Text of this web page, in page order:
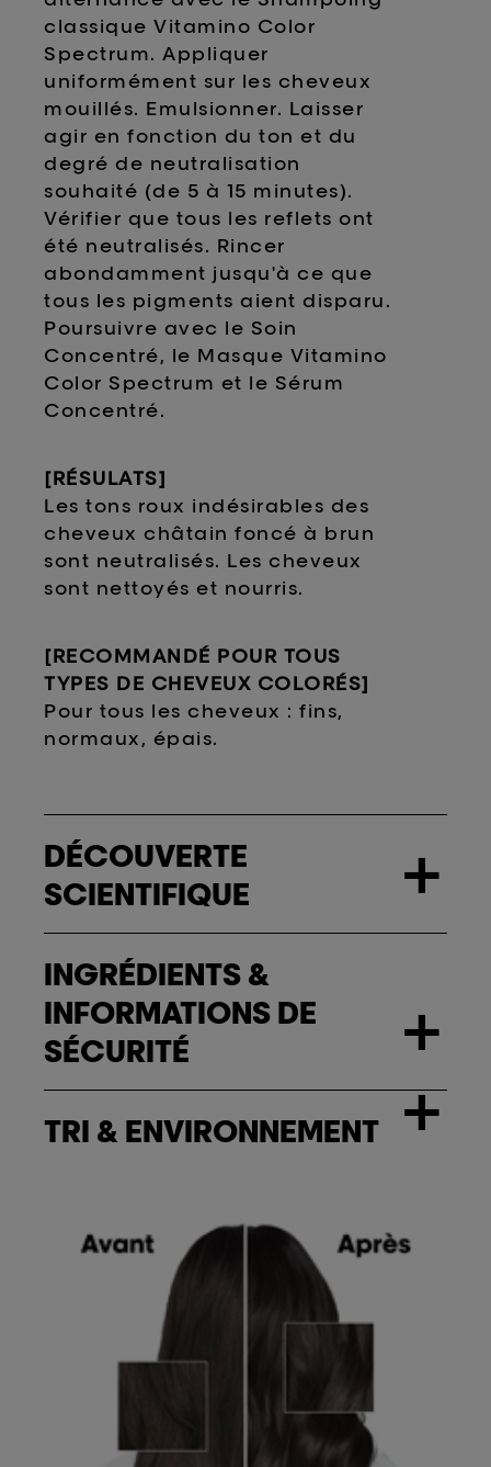
classique Vitamino Color
Spectrum. Appliquer
uniformément sur les cheveux
mouillés. Emulsionner. Laisser
agir en fonction du ton et du
degré de neutralisation
souhaité (de 5 à 15 minutes).
Vérifier que tous les reflets ont
été neutralisés. Rincer
abondamment jusqu'à ce que
tous les pigments aient disparu.
Poursuivre avec le Soin
Concentré, le Masque Vitamino
Color Spectrum et le Sérum
Concentré.
[RÉSULATS]
Les tons roux indésirables des
cheveux châtain foncé à brun
sont neutralisés. Les cheveux
sont nettoyés et nourris.
[RECOMMANDÉ POUR TOUS
TYPES DE CHEVEUX COLORÉS]
Pour tous les cheveux : fins,
normaux, épais.
DÉCOUVERTE
SCIENTIFIQUE
+
INGRÉDIENTS &
INFORMATIONS DE
SÉCURITÉ
+
TRI & ENVIRONNEMENT +